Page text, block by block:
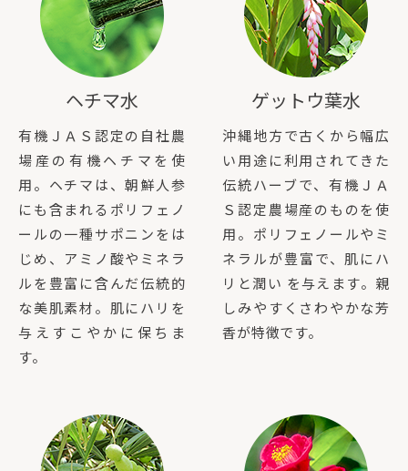
ヘチマ水
有機ＪＡＳ認定の自社農
場産の有機ヘチマを使
用。ヘチマは、朝鮮人参
にも含まれるポリフェノ
ールの一種サポニンをは
じめ、アミノ酸やミネラ
ルを豊富に含んだ伝統的
な美肌素材。肌にハリを
与えすこやかに保ちま
す。
ゲットウ葉水
沖縄地方で古くから幅広
い用途に利用されてきた
伝統ハーブで、有機ＪＡ
Ｓ認定農場産のものを使
用。ポリフェノールやミ
ネラルが豊富で、肌にハ
リと潤い を与えます。親
しみやすくさわやかな芳
香が特徴です。